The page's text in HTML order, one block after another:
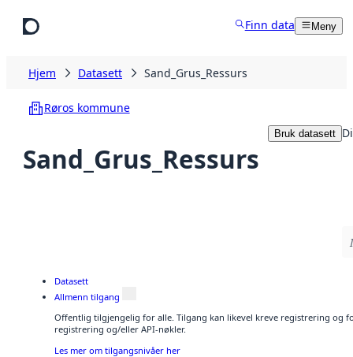
Finn data Meny
Hjem Datasett Sand_Grus_Ressurs
Røros kommune
Sand_Grus_Ressurs
Bruk datasett
Datasett
Allmenn tilgang
Offentlig tilgjengelig for alle. Tilgang kan likevel kreve registrering og
registrering og/eller API-nøkler.
Les mer om tilgangsnivåer her